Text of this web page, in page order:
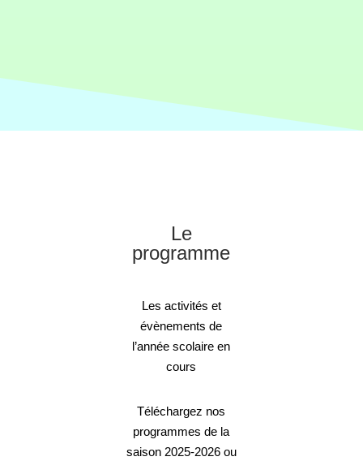
Le
programme
Les activités et
évènements de
l’année scolaire en
cours
Téléchargez nos
programmes de la
saison 2025-2026 ou